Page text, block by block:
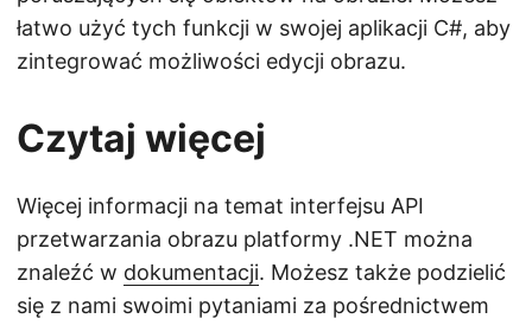
łatwo użyć tych funkcji w swojej aplikacji C#, aby
zintegrować możliwości edycji obrazu.
Czytaj więcej
Więcej informacji na temat interfejsu API
przetwarzania obrazu platformy .NET można
znaleźć w dokumentacji. Możesz także podzielić
się z nami swoimi pytaniami za pośrednictwem